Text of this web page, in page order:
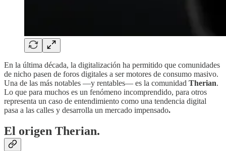
En la última década, la digitalización ha permitido que comunidades
de nicho pasen de foros digitales a ser motores de consumo masivo.
Una de las más notables —y rentables— es la comunidad Therian.
Lo que para muchos es un fenómeno incomprendido, para otros
representa un caso de entendimiento como una tendencia digital
pasa a las calles y desarrolla un mercado impensado.
El origen Therian.